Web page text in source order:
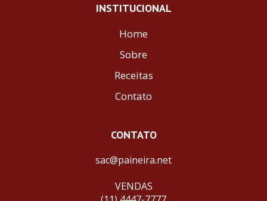
INSTITUCIONAL
Home
Sobre
Receitas
Contato
CONTATO
sac@paineira.net
VENDAS